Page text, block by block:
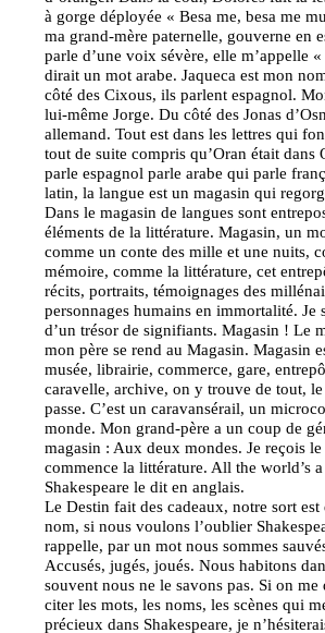
à gorge déployée « Besa me, besa me
ma grand-mère paternelle, gouverne en
parle d’une voix sévère, elle m’appelle
dirait un mot arabe. Jaqueca est mon
côté des Cixous, ils parlent espagnol.
lui-même Jorge. Du côté des Jonas
allemand. Tout est dans les lettres qui
tout de suite compris qu’Oran était dans
parle espagnol parle arabe qui parle
latin, la langue est un magasin qui
Dans le magasin de langues sont
éléments de la littérature. Magasin, un
comme un conte des mille et une nuits,
mémoire, comme la littérature, cet
récits, portraits, témoignages des
personnages humains en immortalité. Je
d’un trésor de signifiants. Magasin ! Le
mon père se rend au Magasin. Magasin
musée, librairie, commerce, gare,
caravelle, archive, on y trouve de tout,
passe. C’est un caravansérail, un
monde. Mon grand-père a un coup de
magasin : Aux deux mondes. Je reçois le
commence la littérature. All the world’s a
Shakespeare le dit en anglais.
Le Destin fait des cadeaux, notre sort est
nom, si nous voulons l’oublier
rappelle, par un mot nous sommes
Accusés, jugés, joués. Nous habitons
souvent nous ne le savons pas. Si on me
citer les mots, les noms, les scènes qui
précieux dans Shakespeare, je